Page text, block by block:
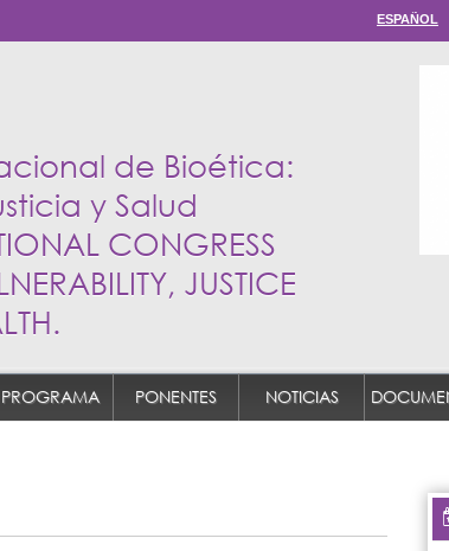
ESPAÑOL
de Bioética:
y Salud
CONGRESS
JUSTICE
PROGRAMA PONENTES NOTICIAS